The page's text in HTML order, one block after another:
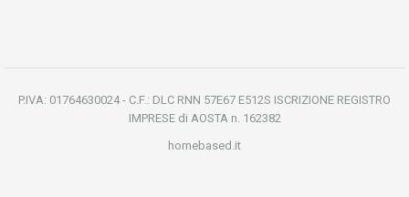
P.IVA: 01764630024 - C.F.: DLC RNN 57E67 E512S ISCRIZIONE REGISTRO
IMPRESE di AOSTA n. 162382
homebased.it